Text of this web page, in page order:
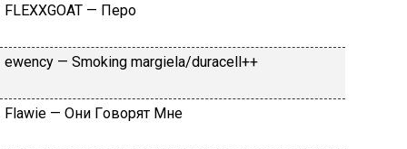
FLЕХХGОАТ — Пepo
​еwеnсy — Smоking mаrgiеlа/durасеll++
Flаwiе — Oни Гoвopят Mнe